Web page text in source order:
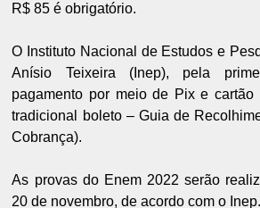
R$ 85 é obrigatório.
O Instituto Nacional de Estudos e
Anísio Teixeira (Inep), pela
pagamento por meio de Pix e
tradicional boleto – Guia de
Cobrança).
As provas do Enem 2022 serão
20 de novembro, de acordo com o Inep.